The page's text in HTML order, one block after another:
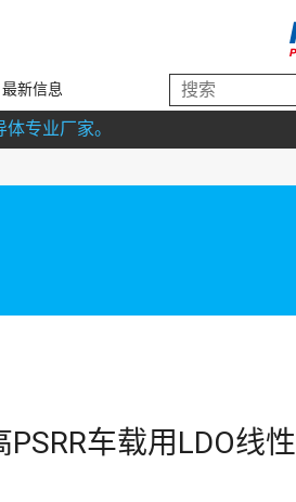
最新信息
专业厂家。
车载用LDO线性